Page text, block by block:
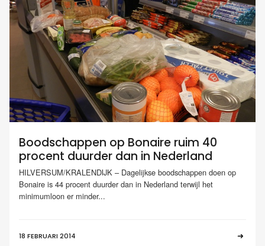
Boodschappen op Bonaire ruim 40
procent duurder dan in Nederland
HILVERSUM/KRALENDIJK – Dagelijkse boodschappen doen op
Bonaire is 44 procent duurder dan in Nederland terwijl het
minimumloon er minder...
18 FEBRUARI 2014